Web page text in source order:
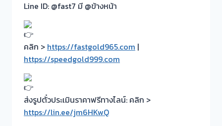
Line ID: @fast7 มี @ข้างหน้า
คลิก > https://fastgold965.com |
https://speedgold999.com
ส่งรูปตั๋วประเมินราคาฟรีทางไลน์: คลิก >
https://lin.ee/jm6HKwQ